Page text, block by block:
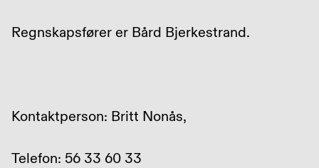
Regnskapsfører er Bård Bjerkestrand.
Kontaktperson: Britt Nonås,
Telefon: 56 33 60 33